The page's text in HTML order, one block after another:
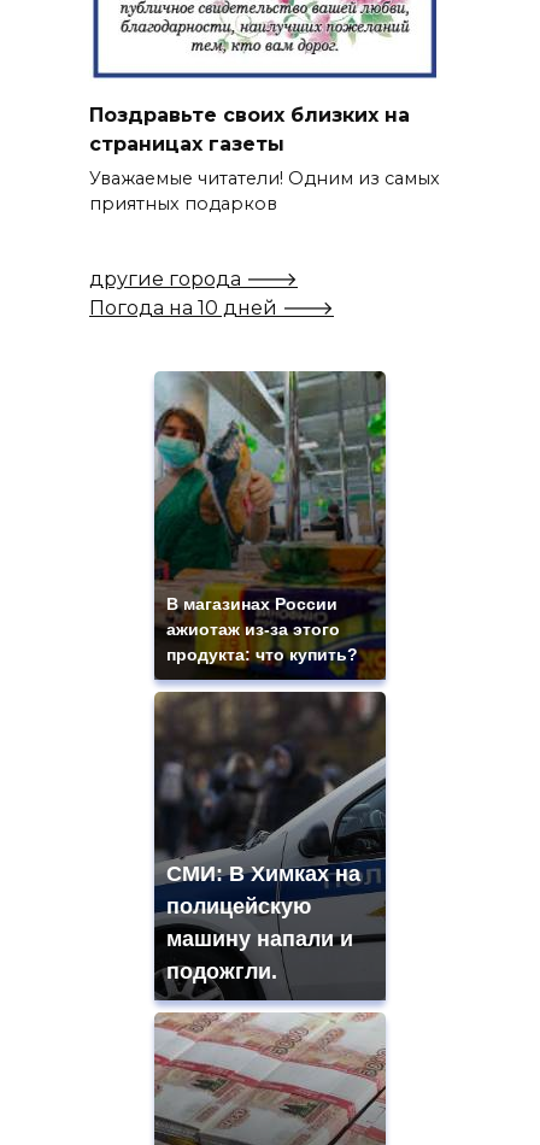
Поздравьте своих близких на
страницах газеты
Уважаемые читатели! Одним из самых
приятных подарков
другие города 🡒
Погода на 10 дней 🡒
В магазинах России
ажиотаж из-за этого
продукта: что купить?
СМИ: В Химках на
полицейскую
машину напали и
подожгли.